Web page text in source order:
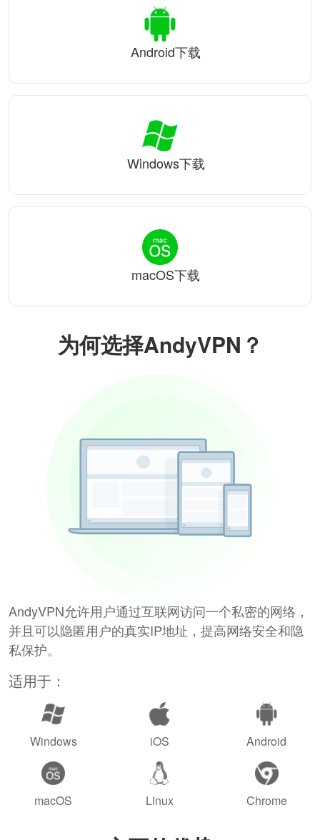
为何选择AndyVPN？
AndyVPN允许用户通过互联网访问一个私密的网络，
并且可以隐匿用户的真实IP地址，提高网络安全和隐
私保护。
适用于：
Windows iOS Android
macOS Linux Chrome
Android下载
Windows下载
macOS下载